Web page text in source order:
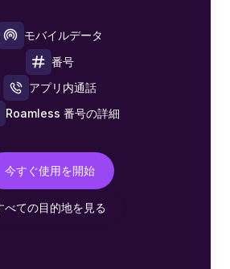
モバイルデータ
番号
アプリ内通話
Roamless 番号の詳細
今すぐ使用を開始
べての目的地を見る